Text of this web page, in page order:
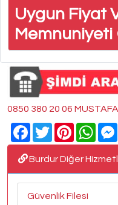
Uygun Fiyat
Memnuniyeti
0850 380 20 06
Facebook
TwitterPinterest
Burdur Diğer
Güvenlik Filesi